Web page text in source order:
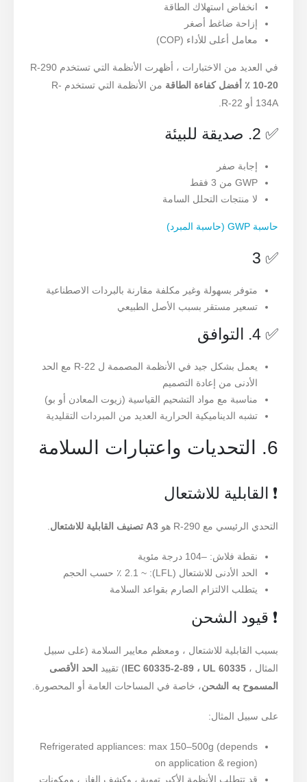
انخفاض استهلاك الطاقة
إزاحة ضاغط أصغر
معامل أعلى للأداء (COP)
في العديد من الاختبارات ، أظهرت الأنظمة التي تستخدم R-290
10-20 ٪ أفضل كفاءة الطاقة
من الأنظمة التي تستخدم R-
134A أو R-22.
✅ 2. صديقة للبيئة
إجابة صفر
GWP من 3 فقط
لا منتجات التحلل السامة
حاسبة GWP (حاسبة المبرد)
✅ 3
متوفر بسهولة وغير مكلفة مقارنة بالبردات الاصطناعية
تسعير مستقر بسبب الأصل الطبيعي
✅ 4. التوافق
يعمل بشكل جيد في الأنظمة المصممة ل R-22 مع الحد
الأدنى من إعادة التصميم
مناسبة مع مواد التشحيم القياسية (زيوت المعادن أو بو)
تشبه الديناميكية الحرارية العديد من المبردات التقليدية
6. التحديات واعتبارات السلامة
❗ القابلية للاشتعال
التحدي الرئيسي مع R-290 هو A3 تصنيف القابلية للاشتعال .
نقطة فلاش: –104 درجة مئوية
الحد الأدنى للاشتعال (LFL): ~ 2.1 ٪ حسب الحجم
يتطلب الالتزام الصارم بقواعد السلامة
❗ قيود الشحن
بسبب القابلية للاشتعال ، ومعظم معايير السلامة (على سبيل
المثال ،IEC 60335-2-89 ، UL 60335) تقييد
الحد الأقصى
المسموح به الشحن، خاصة في المساحات العامة أو المحصورة.
على سبيل المثال:
Refrigerated appliances: max 150–500g (depends
on application & region)
قد تتطلب الأنظمة الأكبر تهوية ، وكشف الغاز ، ومكونات